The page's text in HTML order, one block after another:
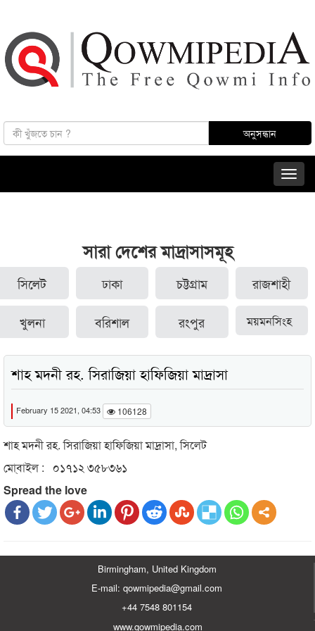
সারা দেশের মাদ্রাসাসমূহ
সিলেট ঢাকা চট্টগ্রাম রাজশাহী
খুলনা বরিশাল রংপুর ময়মনসিংহ
শাহ মদনী রহ. সিরাজিয়া হাফিজিয়া মাদ্রাসা
February 15 2021, 04:53 106128
শাহ মদনী রহ. সিরাজিয়া হাফিজিয়া মাদ্রাসা, সিলেট
মো্বাইল : ০১৭১২ ৩৫৮৩৬১
Spread the love
Birmingham, United Kingdom
E-mail: qowmipedia@gmail.com
+44 7548 801154
www.qowmipedia.com